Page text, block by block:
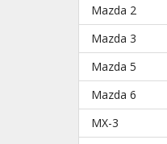
Mazda 2
Mazda 3
Mazda 5
Mazda 6
MX-3